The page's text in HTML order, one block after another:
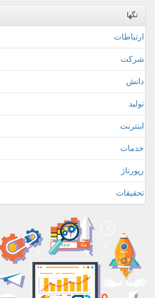
تگها
ارتباطات
شركت
دانش
تولید
اینترنت
خدمات
رپورتاژ
تحقیقات